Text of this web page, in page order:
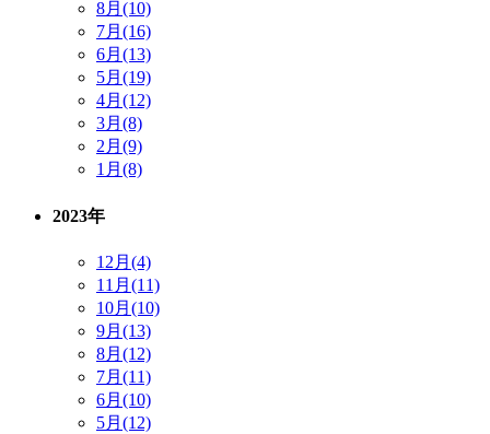
8月(10)
7月(16)
6月(13)
5月(19)
4月(12)
3月(8)
2月(9)
1月(8)
2023年
12月(4)
11月(11)
10月(10)
9月(13)
8月(12)
7月(11)
6月(10)
5月(12)